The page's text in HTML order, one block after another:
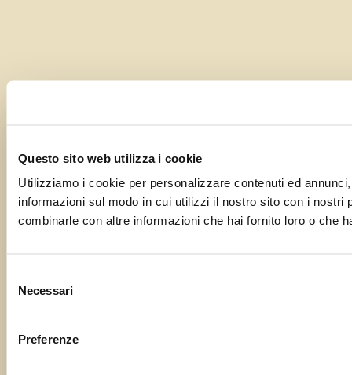
Questo sito web utilizza i cookie
Utilizziamo i cookie per personalizzare contenuti ed
informazioni sul modo in cui utilizzi il nostro sito con i nostri
combinarle con altre informazioni che hai fornito loro o che
delNecessari
Preferenze